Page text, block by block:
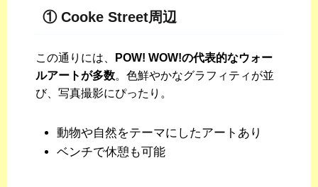
① Cooke Street周辺
この通りには、
POW! WOW!の代表的なウォー
ルアートが多数。色鮮やかなグラフィティが並
び、写真撮影にぴったり。
動物や自然をテーマにしたアートあり
ベンチで休憩も可能